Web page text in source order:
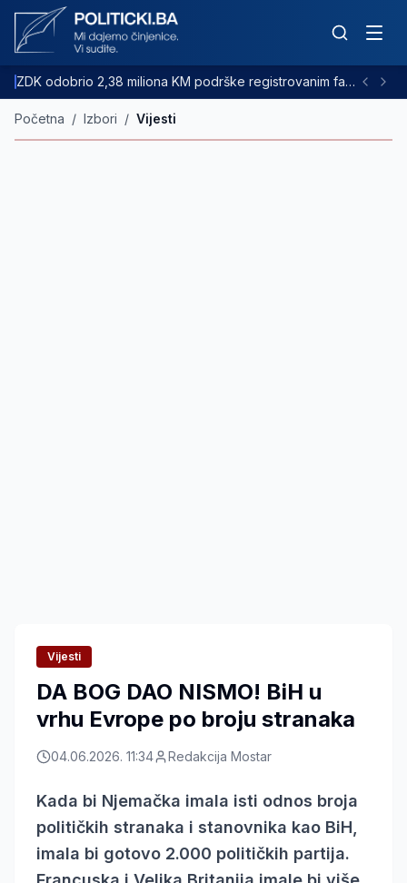
ZDK odobrio 2,38 miliona KM podrške registrovanim farmama goveda
Početna / Izbori / Vijesti
Vijesti
DA BOG DAO NISMO! BiH u
vrhu Evrope po broju stranaka
04.06.2026. 11:34 Redakcija Mostar
Kada bi Njemačka imala isti odnos broja
političkih stranaka i stanovnika kao BiH,
imala bi gotovo 2.000 političkih partija.